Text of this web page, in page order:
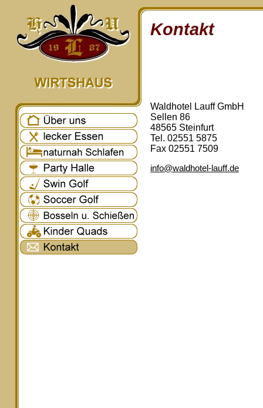
Kontakt
Waldhotel Lauff GmbH
Sellen 86
48565 Steinfurt
Tel. 02551 5875
Fax 02551 7509
info@waldhotel-lauff.de